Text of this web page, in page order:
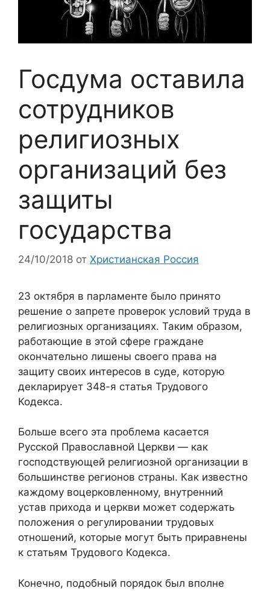
Госдума оставила
сотрудников
религиозных
организаций без
защиты
государства
24/10/2018 от Христианская Россия
23 октября в парламенте было принято
решение о запрете проверок условий труда в
религиозных организациях. Таким образом,
работающие в этой сфере граждане
окончательно лишены своего права на
защиту своих интересов в суде, которую
декларирует 348-я статья Трудового
Кодекса.
Больше всего эта проблема касается
Русской Православной Церкви — как
господствующей религиозной организации в
большинстве регионов страны. Как известно
каждому воцерковленному, внутренний
устав прихода и церкви может содержать
положения о регулировании трудовых
отношений, которые могут быть приравнены
к статьям Трудового Кодекса.
Конечно, подобный порядок был вполне